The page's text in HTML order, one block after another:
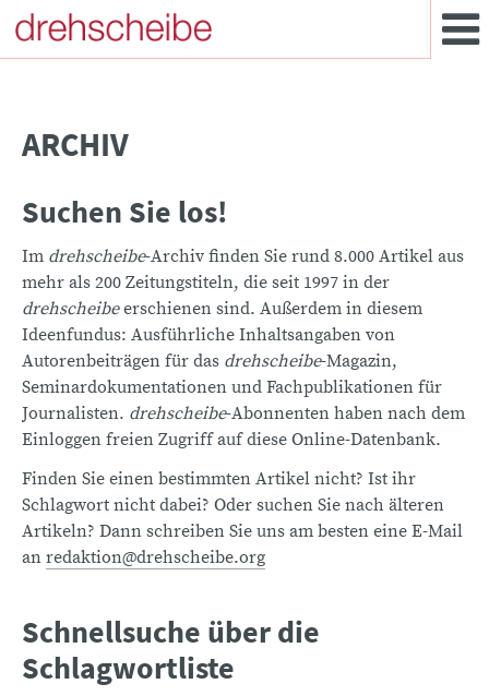
ARCHIV
Suchen Sie los!
Im drehscheibe-Archiv finden Sie rund 8.000 Artikel aus
mehr als 200 Zeitungstiteln, die seit 1997 in der
drehscheibeerschienen sind. Außerdem in diesem
Ideenfundus: Ausführliche Inhaltsangaben von
Autorenbeiträgen für das drehscheibe-Magazin,
Seminardokumentationen und Fachpublikationen für
Journalisten. drehscheibe-Abonnenten haben nach dem
Einloggen freien Zugriff auf diese Online-Datenbank.
Finden Sie einen bestimmten Artikel nicht? Ist ihr
Schlagwort nicht dabei? Oder suchen Sie nach älteren
Artikeln? Dann schreiben Sie uns am besten eine E-Mail
an redaktion@drehscheibe.org
Schnellsuche über die
Schlagwortliste